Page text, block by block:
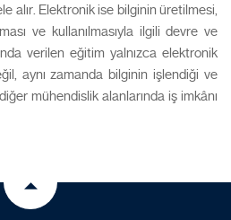
alır. Elektronik ise bilginin üretilmesi,
ve kullanılmasıyla ilgili devre ve
verilen eğitim yalnızca elektronik
aynı zamanda bilginin işlendiği ve
mühendislik alanlarında iş imkânı